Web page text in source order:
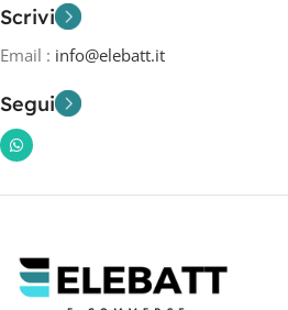
Scrivi
Email : info@elebatt.it
Segui